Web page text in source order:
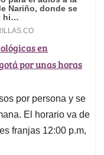
en
por unas horas
por persona y se
El horario va de
franjas 12:00 p.m,